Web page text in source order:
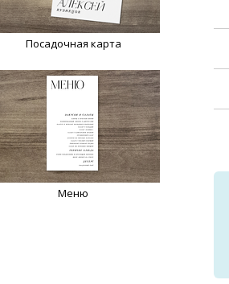
Посадочная карта
Меню